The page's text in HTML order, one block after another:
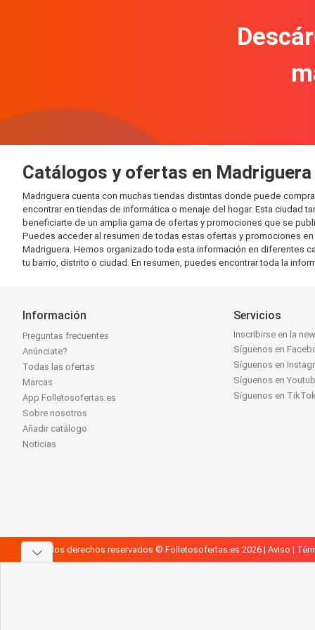
Catálogos y ofertas en Madriguera
Madriguera cuenta con muchas tiendas distintas donde puede
encontrar en tiendas de informática o menaje del hogar. Esta ciudad
beneficiarte de un amplia gama de ofertas y promociones que se
Puedes acceder al resumen de todas estas ofertas y promociones
Madriguera. Hemos organizado toda esta información en diferentes
tu barrio, distrito o ciudad. En resumen, puedes encontrar toda la
Información
Preguntas frecuentes
Anúnciate?
Todas las ofertas
Marcas
App Folletosofertas.es
Sobre nosotros
Añadir catálogo
Noticias
Servicios
Inscribirse en la
Síguenos en
Síguenos en
Síguenos en
Síguenos en
Todos los derechos reservados © Folletosofertas.es 2026 | Aviso |